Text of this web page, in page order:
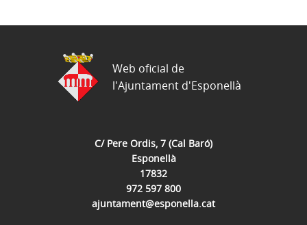
C/ Pere Ordis, 7 (Cal Baró)
Esponellà
17832
972 597 800
ajuntament@esponella.cat
Web oficial de
l'Ajuntament d'Esponellà